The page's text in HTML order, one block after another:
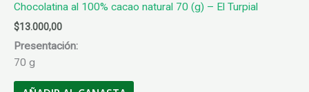
Chocolatina al 100% cacao natural 70 (g) – El Turpial
$13.000,00
Presentación:
70 g